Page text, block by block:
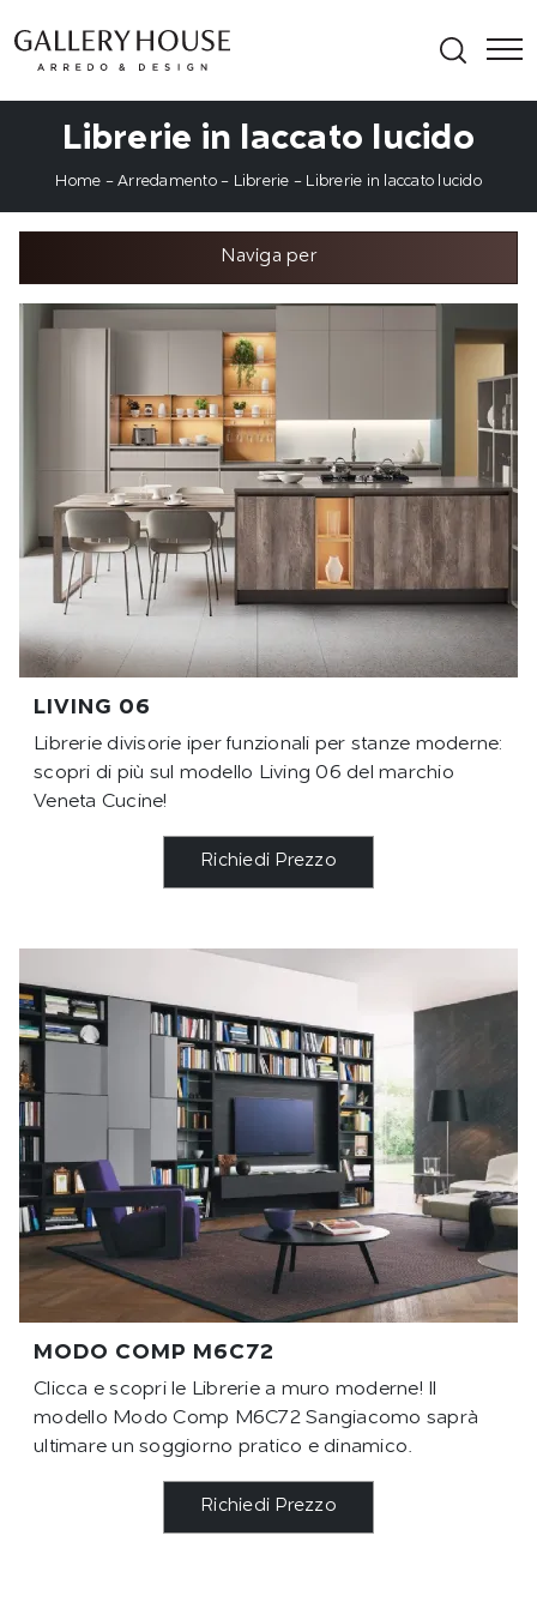
Librerie in laccato lucido
Home - Arredamento- Librerie - Librerie in laccato lucido
Naviga per
LIVING 06
Librerie divisorie iper funzionali per stanze moderne:
scopri di più sul modello Living 06 del marchio
Veneta Cucine!
Richiedi Prezzo
MODO COMP M6C72
Clicca e scopri le Librerie a muro moderne! Il
modello Modo Comp M6C72 Sangiacomo saprà
ultimare un soggiorno pratico e dinamico.
Richiedi Prezzo